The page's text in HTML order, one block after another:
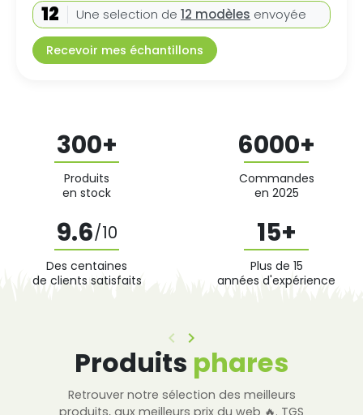
12 Une selection de 12 modèles envoyée
Recevoir mes échantillons
300+
Produits
en stock
6000+
Commandes
en 2025
9.6/10
Des centaines
de clients satisfaits
15+
Plus de 15
années d'expérience
Précédent
keyboard_arrow_left Suivant
keyboard_arrow_right
Produits phares
Retrouver notre sélection des meilleurs
produits, aux meilleurs prix du web 🔥. TGS